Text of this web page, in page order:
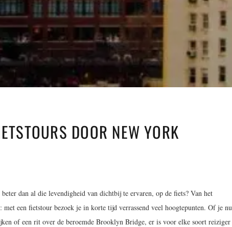
DOOR NEW YORK
dan al die levendigheid van dichtbij te ervaren, op de fiets? Van het
een fietstour bezoek je in korte tijd verrassend veel hoogtepunten. Of je nu
of een rit over de beroemde Brooklyn Bridge, er is voor elke soort reiziger